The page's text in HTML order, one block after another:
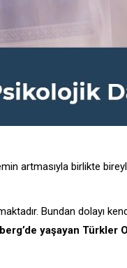
artmasıyla birlikte
Bundan dolayı
yaşayan Türkler